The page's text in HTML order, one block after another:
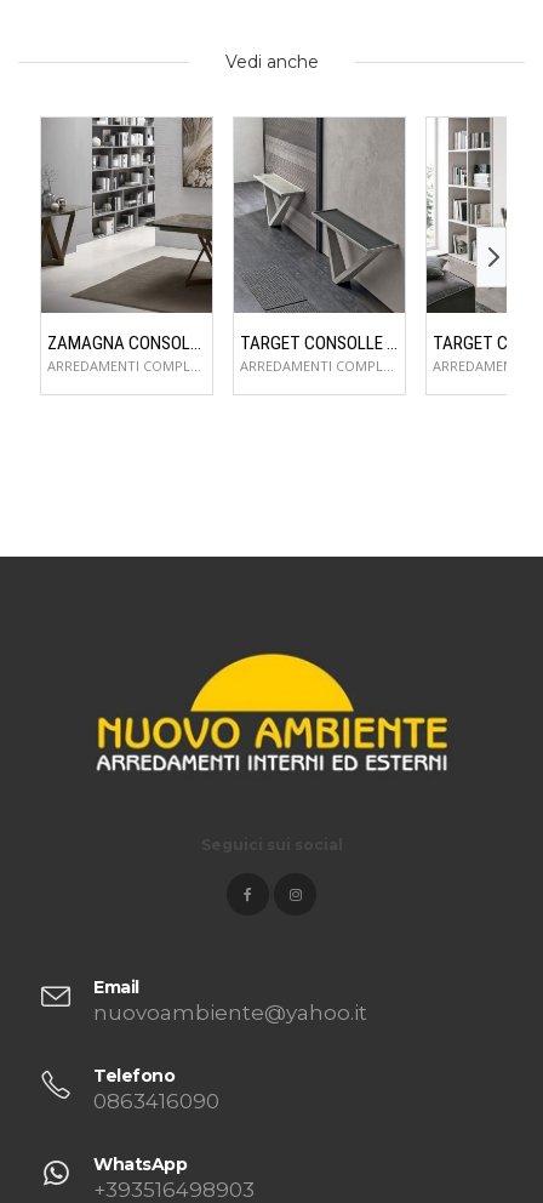
Vedi anche
ZAMAGNA CONSOLLE FLAME
ARREDAMENTI COMPLEMENTI D'ARREDO
TARGET CONSOLLE KIRA
ARREDAMENTI COMPLEMENTI D'ARREDO
Email
nuovoambiente@yahoo.it
Telefono
0863416090
WhatsApp
+393516498903